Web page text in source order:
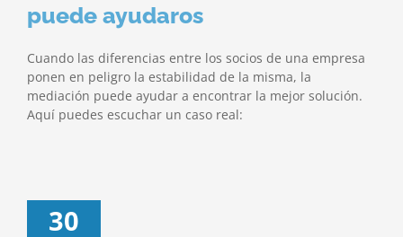
puede ayudaros
Cuando las diferencias entre los socios de una empresa
ponen en peligro la estabilidad de la misma, la
mediación puede ayudar a encontrar la mejor solución.
Aquí puedes escuchar un caso real:
30